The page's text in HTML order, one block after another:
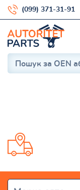
(099) 371-31-91